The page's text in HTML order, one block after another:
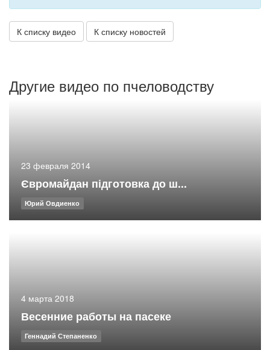
К списку видео К списку новостей
Другие видео по пчеловодству
23 февраля 2014
Євромайдан підготовка до ш...
Юрий Овдиенко
4 марта 2018
Весенние работы на пасеке
Геннадий Степаненко